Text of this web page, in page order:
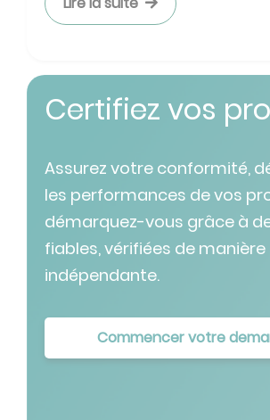
Certifiez vos
Assurez votre conformité,
les performances de vos
démarquez-vous grâce à
fiables, vérifiées de manière
indépendante.
Commencer votre